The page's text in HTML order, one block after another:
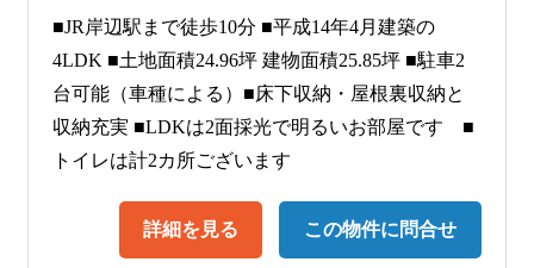
■JR岸辺駅まで徒歩10分 ■平成14年4月建築の
4LDK ■土地面積24.96坪 建物面積25.85坪 ■駐車2
台可能（車種による）■床下収納・屋根裏収納と
収納充実 ■LDKは2面採光で明るいお部屋です ■
トイレは計2カ所ございます
詳細を見る この物件に問合せ